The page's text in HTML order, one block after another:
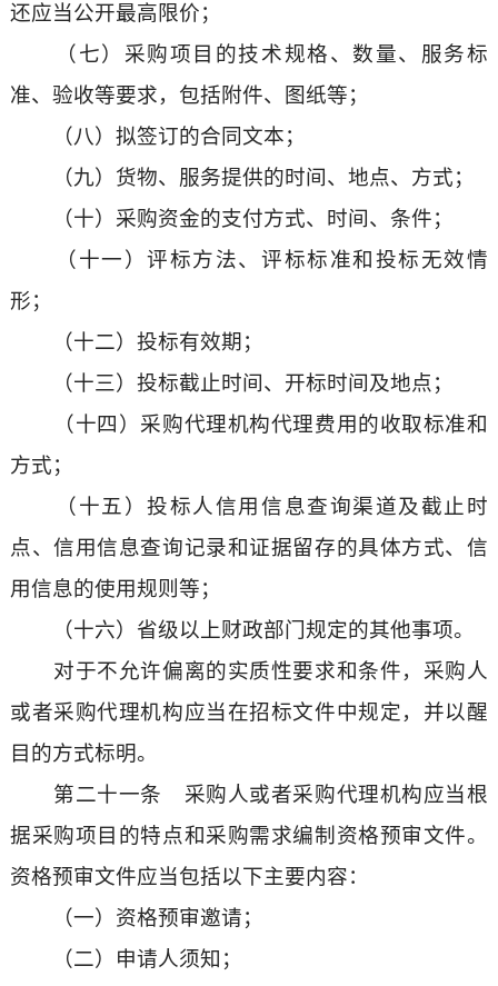
还应当公开最高限价；
（七）采购项目的技术规格、数量、服务标
准、验收等要求，包括附件、图纸等；
（八）拟签订的合同文本；
（九）货物、服务提供的时间、地点、方式；
（十）采购资金的支付方式、时间、条件；
（十一）评标方法、评标标准和投标无效情
形；
（十二）投标有效期；
（十三）投标截止时间、开标时间及地点；
（十四）采购代理机构代理费用的收取标准和
方式；
（十五）投标人信用信息查询渠道及截止时
点、信用信息查询记录和证据留存的具体方式、信
用信息的使用规则等；
（十六）省级以上财政部门规定的其他事项。
对于不允许偏离的实质性要求和条件，采购人
或者采购代理机构应当在招标文件中规定，并以醒
目的方式标明。
第二十一条 采购人或者采购代理机构应当根
据采购项目的特点和采购需求编制资格预审文件。
资格预审文件应当包括以下主要内容：
（一）资格预审邀请；
（二）申请人须知；